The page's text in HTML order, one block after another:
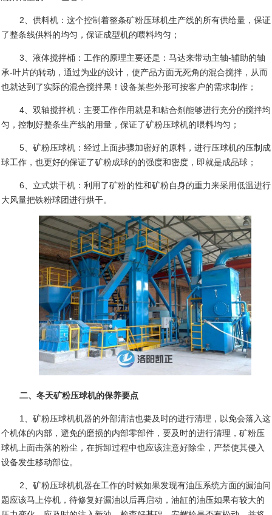
2、供料机：这个控制着整条矿粉压球机生产线的所有供给量，保证
了整条线供料的均匀，保证成型机的喂料均匀；
3、液体搅拌桶：工作的原理主要还是：马达来带动主轴-辅助的轴
承-叶片的转动，通过为业的设计，使产品方面无死角的混合搅拌，从而
也就达到了实际的混合搅拌果！设备某些外形可按客户的需求制作；
4、双轴搅拌机：主要工作作用就是和粘合剂能够进行充分的搅拌均
匀，控制好整条生产线的用量，保证了矿粉压球机的喂料均匀；
5、矿粉压球机：经过上面步骤加密好的原料，进行压球机的压制成
球工作，也更好的保证了矿粉成球的的强度和密度，即就是成品球；
6、立式烘干机：利用了矿粉的性和矿粉自身的重力来采用低温进行
大风量把铁粉球团进行烘干。
二、冬天矿粉压球机的保养要点
1
、矿粉压球机机器的外部清洁也要及时的进行清理，以免会落入这
个机体的内部，避免的磨损的内部零部件，要及时的进行清理，矿粉压
球机上面击落的粉尘，在拆卸过程中也应该注意好除尘，严禁使其侵入
设备发生移动部位。
2 、矿粉压球机机器在工作的时候如果发现有油压系统方面的漏油问
题应该马上停机，待修复好漏油以后再启动，油缸的油压如果有较大的